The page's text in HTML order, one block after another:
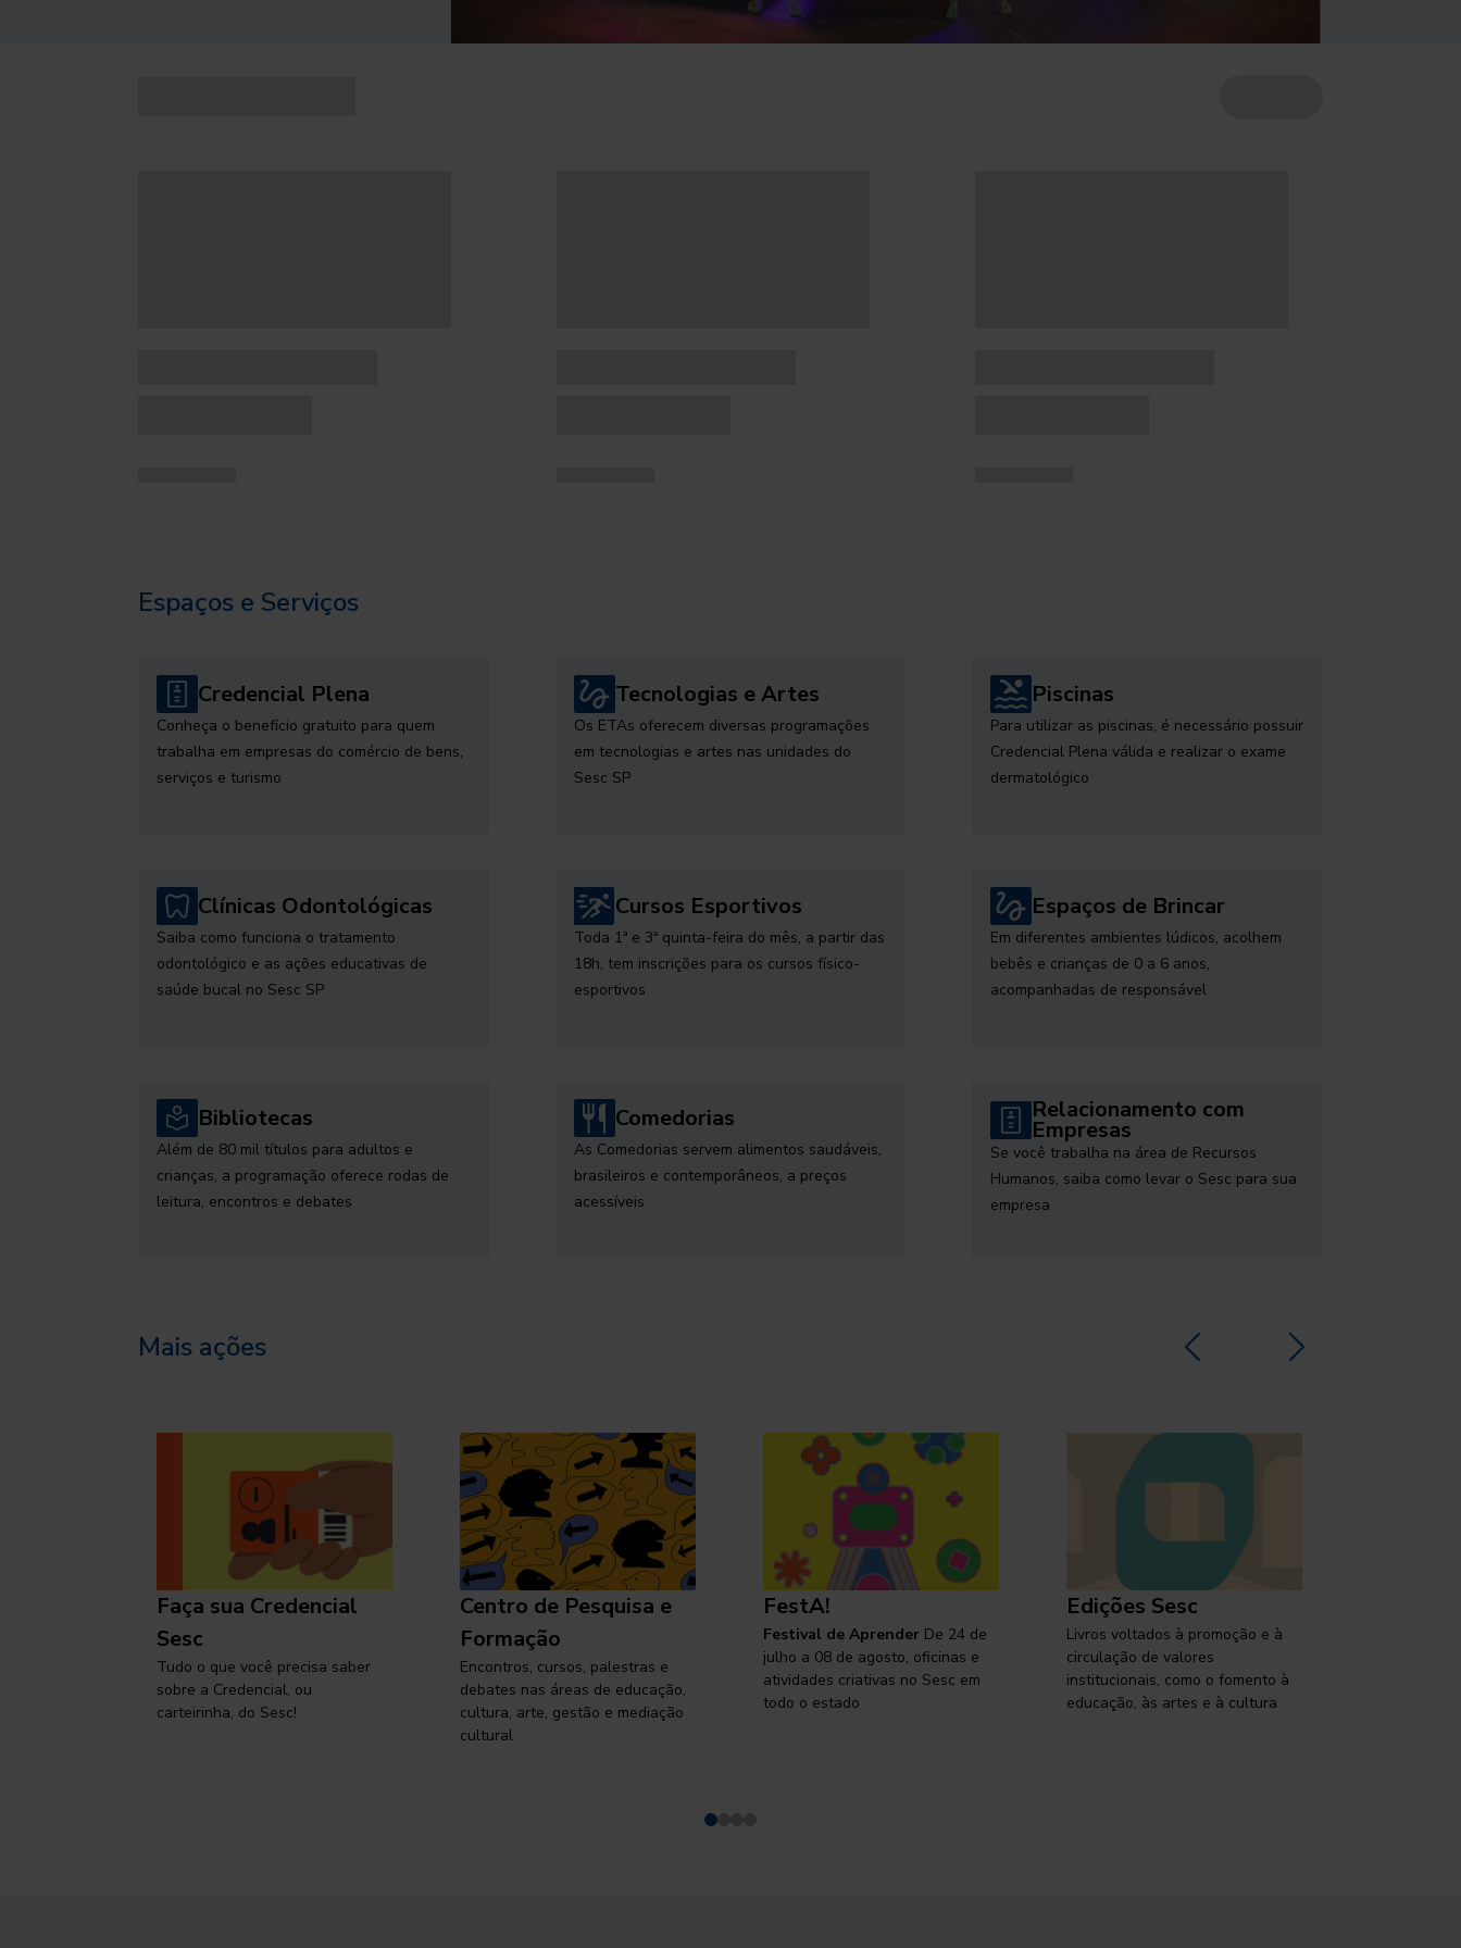
Espaços e Serviços
Credencial Plena
Conheça o benefício gratuito para quem
trabalha em empresas do comércio de bens,
serviços e turismo
Tecnologias e Artes
Os ETAs oferecem diversas programações
em tecnologias e artes nas unidades do
Sesc SP
Piscinas
Para utilizar as piscinas, é necessário possuir
Credencial Plena válida e realizar o exame
dermatológico
Clínicas Odontológicas
Saiba como funciona o tratamento
odontológico e as ações educativas de
saúde bucal no Sesc SP
Cursos Esportivos
Toda 1ª e 3ª quinta-feira do mês, a partir das
18h, tem inscrições para os cursos físico-
esportivos
Espaços de Brincar
Em diferentes ambientes lúdicos, acolhem
bebês e crianças de 0 a 6 anos,
acompanhadas de responsável
Bibliotecas
Além de 80 mil títulos para adultos e
crianças, a programação oferece rodas de
leitura, encontros e debates
Comedorias
As Comedorias servem alimentos saudáveis,
brasileiros e contemporâneos, a preços
acessíveis
Relacionamento com
Empresas
Se você trabalha na área de Recursos
Humanos, saiba como levar o Sesc para sua
empresa
Mais ações
Faça sua Credencial
Sesc
Tudo o que você precisa saber
sobre a Credencial, ou
carteirinha, do Sesc!
Centro de Pesquisa e
Formação
Encontros, cursos, palestras e
debates nas áreas de educação,
cultura, arte, gestão e mediação
cultural
FestA!
Festival de Aprender De 24 de
julho a 08 de agosto, oficinas e
atividades criativas no Sesc em
todo o estado
Edições Sesc
Livros voltados à promoção e à
circulação de valores
institucionais, como o fomento à
educação, às artes e à cultura